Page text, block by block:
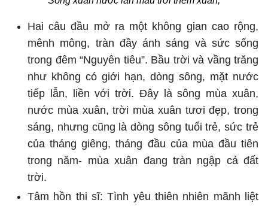
Hai câu đầu mở ra một không gian cao rộng,
mênh mông, tràn đầy ánh sáng và sức sống
trong đêm “Nguyên tiêu”. Bầu trời và vầng trăng
như không có giới hạn, dòng sông, mặt nước
tiếp lẫn, liền với trời. Đây là sông mùa xuân,
nước mùa xuân, trời mùa xuân tươi đẹp, trong
sáng, nhưng cũng là dòng sông tuổi trẻ, sức trẻ
của tháng giêng, tháng đầu của mùa đầu tiên
trong năm- mùa xuân đang tràn ngập cả đất
trời.
Tâm hồn thi sĩ: Tình yêu thiên nhiên mãnh liệt